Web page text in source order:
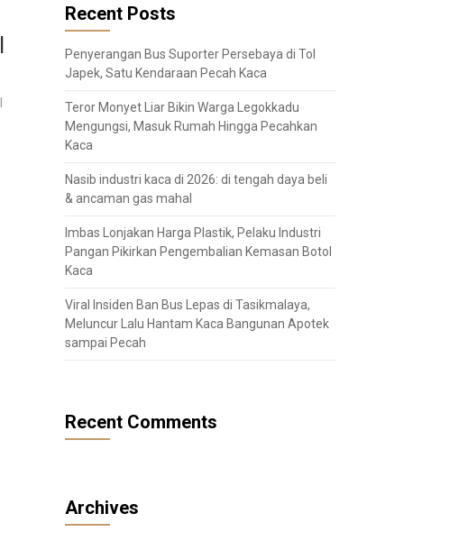
Recent Posts
Penyerangan Bus Suporter Persebaya di Tol
Japek, Satu Kendaraan Pecah Kaca
Teror Monyet Liar Bikin Warga Legokkadu
Mengungsi, Masuk Rumah Hingga Pecahkan
Kaca
Nasib industri kaca di 2026: di tengah daya beli
& ancaman gas mahal
Imbas Lonjakan Harga Plastik, Pelaku Industri
Pangan Pikirkan Pengembalian Kemasan Botol
Kaca
Viral Insiden Ban Bus Lepas di Tasikmalaya,
Meluncur Lalu Hantam Kaca Bangunan Apotek
sampai Pecah
Recent Comments
Archives